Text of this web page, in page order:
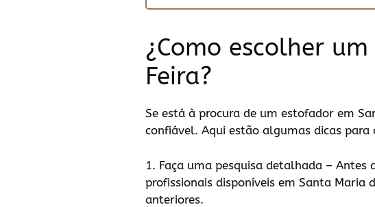
¿Como escolher
Feira?
Se está à procura de um estofador em
confiável. Aqui estão algumas dicas
1. Faça uma pesquisa detalhada –
profissionais disponíveis em Santa Maria
anteriores.